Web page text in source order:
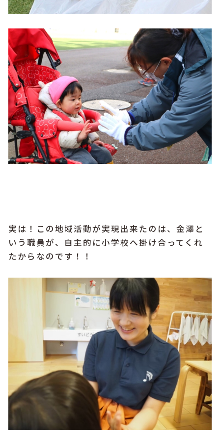
実は！この地域活動が実現出来たのは、金澤と
いう職員が、自主的に小学校へ掛け合ってくれ
たからなのです！！